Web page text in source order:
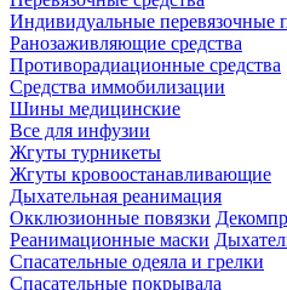
Индивидуальные перевязочные
Ранозаживляющие средства
Противорадиационные средства
Средства иммобилизации
Шины медицинские
Все для инфузии
Жгуты турникеты
Жгуты кровоостанавливающие
Дыхательная реанимация
Окклюзионные повязки
Реанимационные маски
Спасательные одеяла и грелки
Спасательные покрывала